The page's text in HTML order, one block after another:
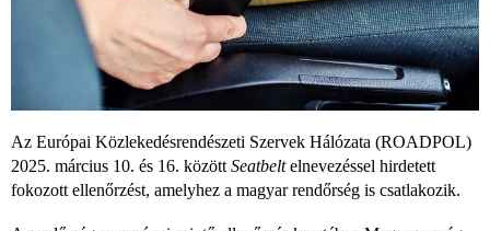
Az Európai Közlekedésrendészeti Szervek Hálózata (ROADPOL)
2025. március 10. és 16. között Seatbeltelnevezéssel hirdetett
fokozott ellenőrzést, amelyhez a magyar rendőrség is csatlakozik.